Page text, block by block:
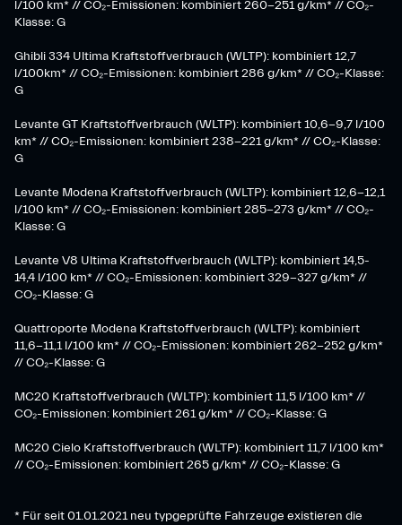
l/100 km* // CO₂-Emissionen: kombiniert 260-251 g/km*​ // CO₂-
Klasse: G​
Ghibli 334 Ultima Kraftstoffverbrauch (WLTP): kombiniert 12,7
l/100km* // CO₂-Emissionen: kombiniert 286 g/km* // CO₂-Klasse:
G
Levante GT Kraftstoffverbrauch (WLTP): kombiniert 10,6-9,7 l/100
km* // CO₂-Emissionen: kombiniert 238-221 g/km* ​// CO₂-Klasse:
G​
Levante Modena Kraftstoffverbrauch (WLTP): kombiniert 12,6-12,1
l/100 km* // CO₂-Emissionen: kombiniert 285-273 g/km*​ // CO₂-
Klasse: G
​Levante V8 Ultima Kraftstoffverbrauch (WLTP): kombiniert 14,5-
14,4 l/100 km* // CO₂-Emissionen: kombiniert 329-327 g/km* //
CO₂-Klasse: G
Quattroporte Modena Kraftstoffverbrauch (WLTP): kombiniert
11,6-11,1 l/100 km* // CO₂-Emissionen: kombiniert 262-252 g/km*
// CO₂-Klasse: G
MC20 Kraftstoffverbrauch (WLTP): kombiniert 11,5 l/100 km* //
CO₂-Emissionen: kombiniert 261 g/km* // CO₂-Klasse: G
MC20 Cielo Kraftstoffverbrauch (WLTP): kombiniert 11,7 l/100 km*
// CO₂-Emissionen: kombiniert 265 g/km* // CO₂-Klasse: G
* Für seit 01.01.2021 neu typgeprüfte Fahrzeuge existieren die